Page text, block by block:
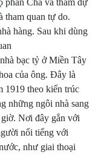
tham quan tự do.
hàng. Sau khi dùng
bạc tỷ ở Miền Tây
của ông. Đây là
1919 theo kiến trúc
những ngôi nhà sang
Nơi đây gắn với
nổi tiếng với
như giai thoại